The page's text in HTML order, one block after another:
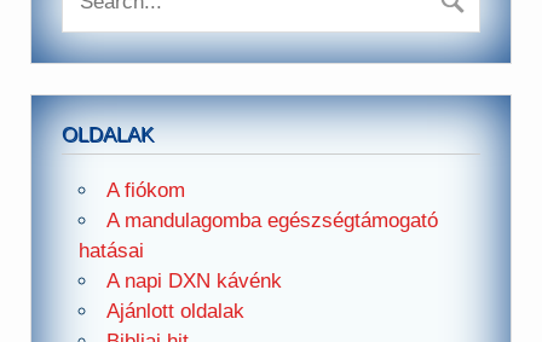
OLDALAK
A fiókom
A mandulagomba egészségtámogató
hatásai
A napi DXN kávénk
Ajánlott oldalak